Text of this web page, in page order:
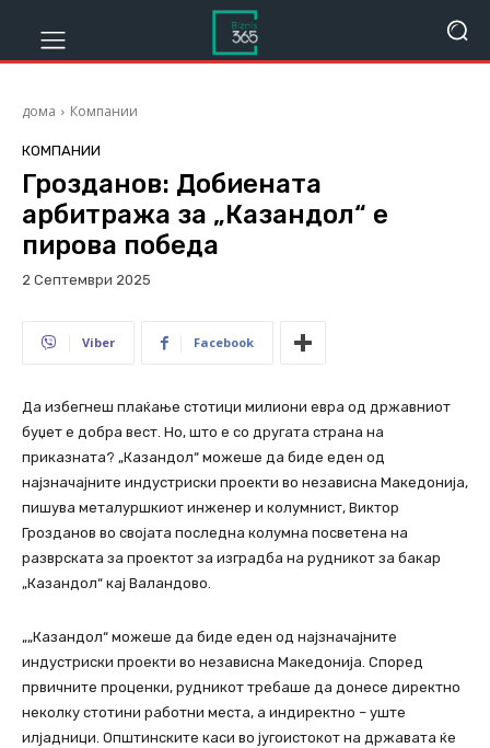
дома Компании
КОМПАНИИ
Грозданов: Добиената
арбитража за „Казандол“ е
пирова победа
2 Септември 2025
Viber Facebook
Да избегнеш плаќање стотици милиони евра од државниот
буџет е добра вест. Но, што е со другата страна на
приказната? „Казандол“ можеше да биде еден од
најзначајните индустриски проекти во независна Македонија,
пишува металуршкиот инженер и колумнист, Виктор
Грозданов во својата последна колумна посветена на
разврската за проектот за изградба на рудникот за бакар
„Казандол“ кај Валандово.
„„Казандол“ можеше да биде еден од најзначајните
индустриски проекти во независна Македонија. Според
првичните проценки, рудникот требаше да донесе директно
неколку стотини работни места, а индиректно – уште
илјадници. Општинските каси во југоистокот на државата ќе